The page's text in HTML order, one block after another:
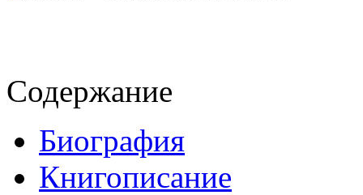
Содержание
Биография
Книгописание